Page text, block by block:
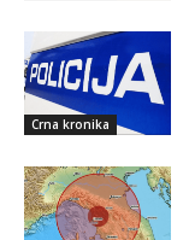
Crna kronika